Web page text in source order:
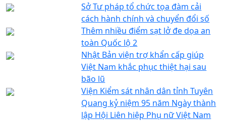
Sở Tư pháp tổ chức tọa đàm cải
cách hành chính và chuyển đổi số
Thêm nhiều điểm sạt lở đe dọa an
toàn Quốc lộ 2
Nhật Bản viện trợ khẩn cấp giúp
Việt Nam khắc phục thiệt hại sau
bão lũ
Viện Kiểm sát nhân dân tỉnh Tuyên
Quang kỷ niệm 95 năm Ngày thành
lập Hội Liên hiệp Phụ nữ Việt Nam